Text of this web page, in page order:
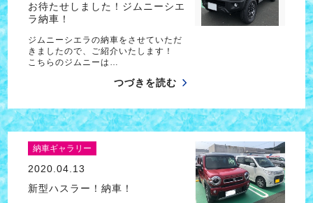
お待たせしました！ジムニーシエ
ラ納車！
ジムニーシエラの納車をさせていただ
きましたので、ご紹介いたします！
こちらのジムニーは…
つづきを読む
納車ギャラリー
2020.04.13
新型ハスラー！納車！